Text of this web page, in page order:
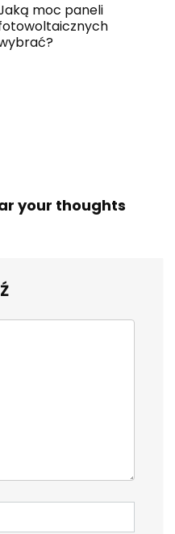
moc paneli
your thoughts